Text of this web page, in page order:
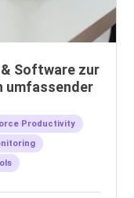
Software zur
umfassender
Productivity